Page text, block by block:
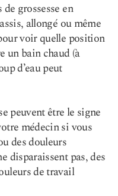
grossesse en
allongé ou même
voir quelle position
un bain chaud (à
d’eau peut
peuvent être le signe
médecin si vous
des douleurs
disparaissent pas, des
de travail